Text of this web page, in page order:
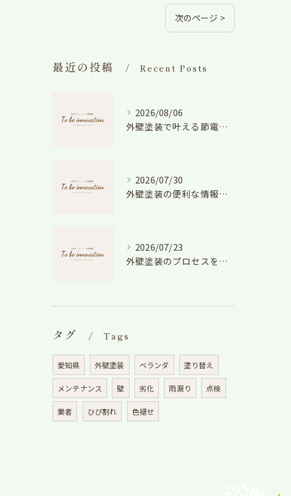
次のページ >
最近の投稿 Recent Posts
2026/08/06
外壁塗装で叶える節電効果と愛知県の相場や色選びのポイントを徹底解説
2026/07/30
外壁塗装の便利な情報と失敗しない色や費用判断のコツを徹底解説
2026/07/23
外壁塗装のプロセスを愛知県でスムーズに進めるための工程と費用徹底解説
タグ Tags
愛知県 外壁塗装 ベランダ 塗り替え
メンテナンス 壁 劣化 雨漏り 点検
業者 ひび割れ 色褪せ